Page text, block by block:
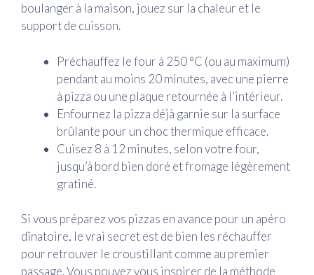
boulanger à la maison, jouez sur la chaleur et le
support de cuisson.
Préchauffez le four à 250 °C (ou au maximum)
pendant au moins 20 minutes, avec une pierre
à pizza ou une plaque retournée à l’intérieur.
Enfournez la pizza déjà garnie sur la surface
brûlante pour un choc thermique efficace.
Cuisez 8 à 12 minutes, selon votre four,
jusqu’à bord bien doré et fromage légèrement
gratiné.
Si vous préparez vos pizzas en avance pour un apéro
dînatoire, le vrai secret est de bien les réchauffer
pour retrouver le croustillant comme au premier
passage. Vous pouvez vous inspirer de la méthode